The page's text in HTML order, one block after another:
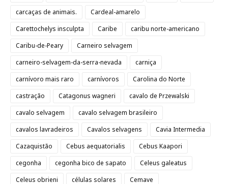
carcaças de animais.
Cardeal-amarelo
Carettochelys insculpta
Caribe
caribu norte-americano
Caribu-de-Peary
Carneiro selvagem
carneiro-selvagem-da-serra-nevada
carniça
carnívoro mais raro
carnívoros
Carolina do Norte
castração
Catagonus wagneri
cavalo de Przewalski
cavalo selvagem
cavalo selvagem brasileiro
cavalos lavradeiros
Cavalos selvagens
Cavia Intermedia
Cazaquistão
Cebus aequatorialis
Cebus Kaapori
cegonha
cegonha bico de sapato
Celeus galeatus
Celeus obrieni
células solares
Cemave